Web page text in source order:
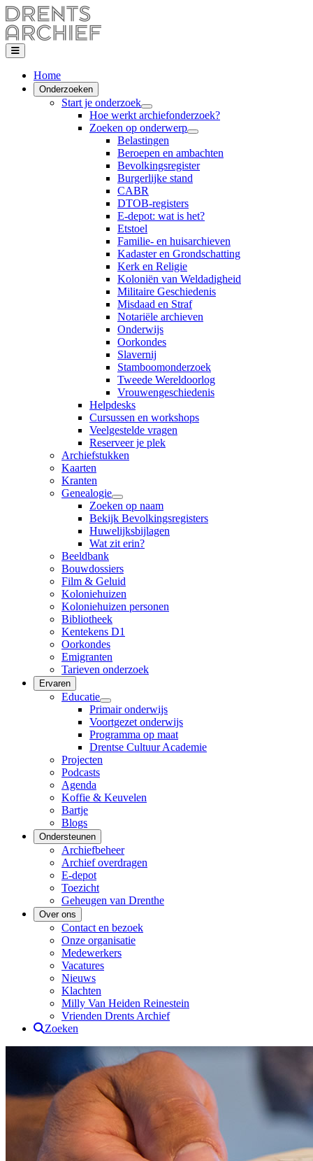
Home
Onderzoeken
Start je onderzoek
Hoe werkt archiefonderzoek?
Zoeken op onderwerp
Belastingen
Beroepen en ambachten
Bevolkingsregister
Burgerlijke stand
CABR
DTOB-registers
E-depot: wat is het?
Etstoel
Familie- en huisarchieven
Kadaster en Grondschatting
Kerk en Religie
Koloniën van Weldadigheid
Militaire Geschiedenis
Misdaad en Straf
Notariële archieven
Onderwijs
Oorkondes
Slavernij
Stamboomonderzoek
Tweede Wereldoorlog
Vrouwengeschiedenis
Helpdesks
Cursussen en workshops
Veelgestelde vragen
Reserveer je plek
Archiefstukken
Kaarten
Kranten
Genealogie
Zoeken op naam
Bekijk Bevolkingsregisters
Huwelijksbijlagen
Wat zit erin?
Beeldbank
Bouwdossiers
Film & Geluid
Koloniehuizen
Koloniehuizen personen
Bibliotheek
Kentekens D1
Oorkondes
Emigranten
Tarieven onderzoek
Ervaren
Educatie
Primair onderwijs
Voortgezet onderwijs
Programma op maat
Drentse Cultuur Academie
Projecten
Podcasts
Agenda
Koffie & Keuvelen
Bartje
Blogs
Ondersteunen
Archiefbeheer
Archief overdragen
E-depot
Toezicht
Geheugen van Drenthe
Over ons
Contact en bezoek
Onze organisatie
Medewerkers
Vacatures
Nieuws
Klachten
Milly Van Heiden Reinestein
Vrienden Drents Archief
Zoeken
Drents Archief